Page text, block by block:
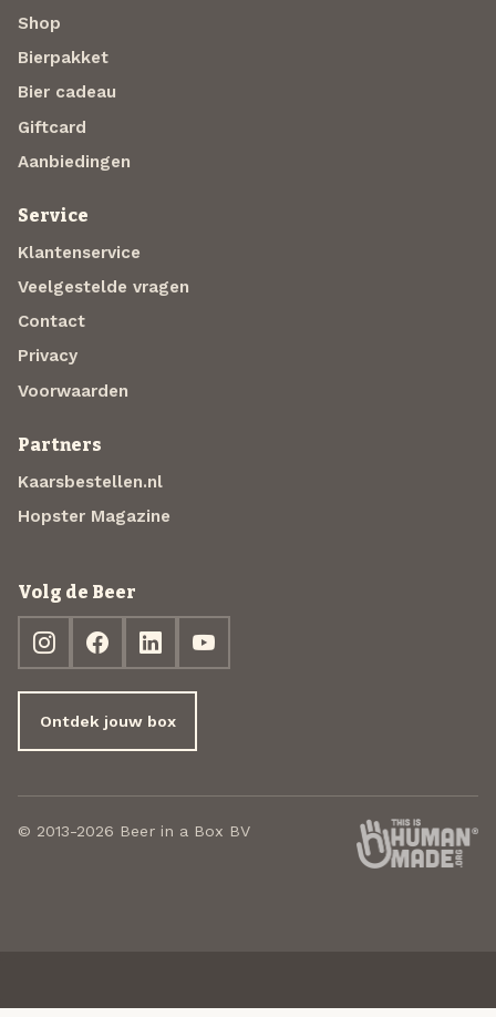
Shop
Bierpakket
Bier cadeau
Giftcard
Aanbiedingen
Service
Klantenservice
Veelgestelde vragen
Contact
Privacy
Voorwaarden
Partners
Kaarsbestellen.nl
Hopster Magazine
Volg de Beer
Ontdek jouw box
© 2013-2026 Beer in a Box BV